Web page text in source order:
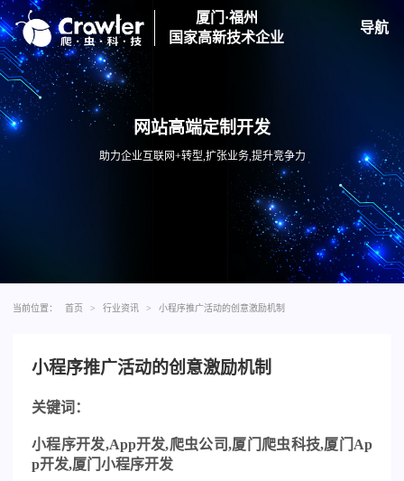
厦门·福州
国家高新技术企业
导航
网站高端定制开发
助力企业互联网+转型,扩张业务,提升竞争力
当前位置： 首页 > 行业资讯 > 小程序推广活动的创意激励机制
小程序推广活动的创意激励机制
关键词：
小程序开发,App开发,爬虫公司,厦门爬虫科技,厦门 Ap
p开发,厦门小程序开发